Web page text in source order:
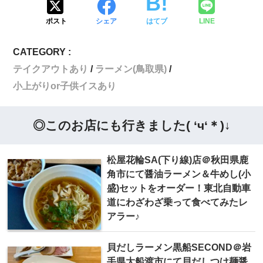
ポスト シェア はてブ LINE
CATEGORY :
テイクアウトあり
ラーメン(鳥取県)
小上がりor子供イスあり
◎このお店にも行きました( ‘ч‘＊)↓
松屋花輪SA(下り線)店＠秋田県鹿
角市にて醤油ラーメン＆牛めし(小
盛)セットをオーダー！東北自動車
道にわざわざ乗って食べてみたレ
アラー♪
貝だしラーメン黒船SECOND＠岩